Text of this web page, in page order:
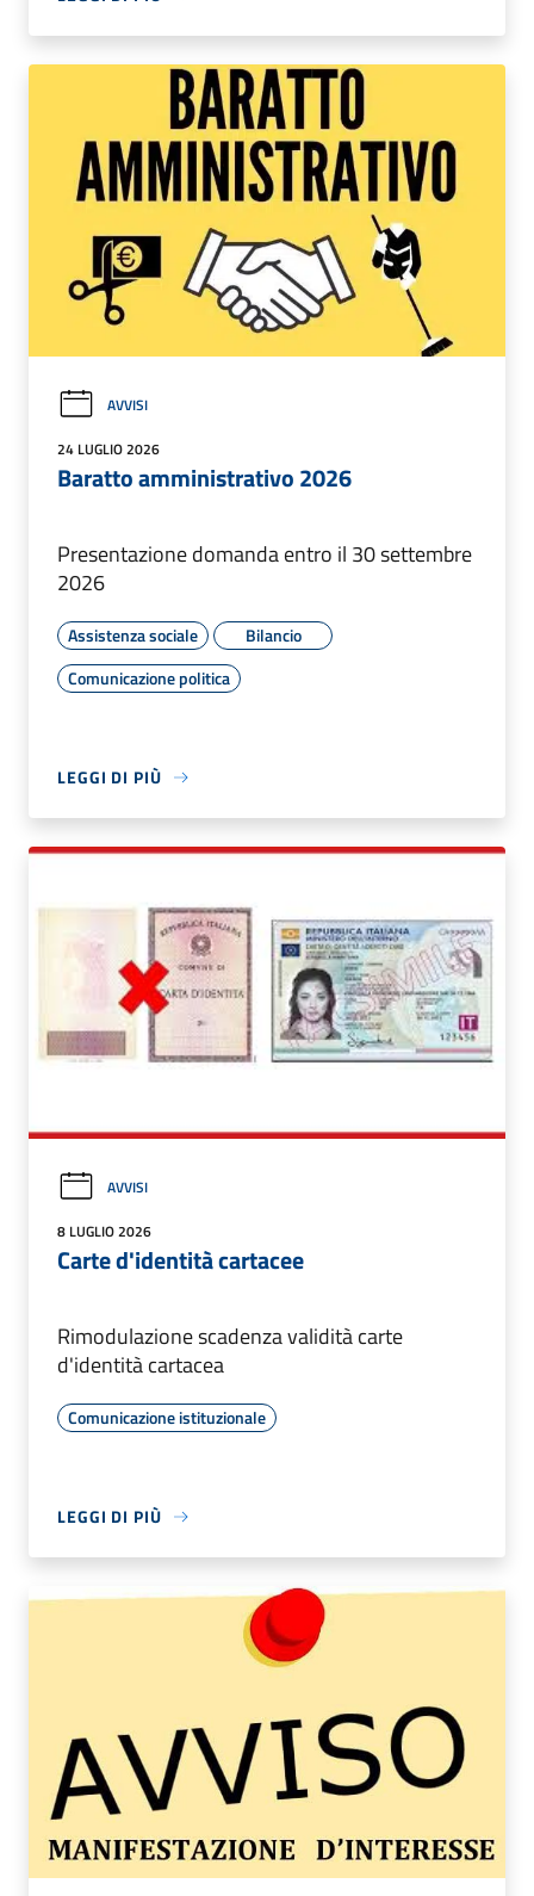
AVVISI
24 LUGLIO 2026
Baratto amministrativo 2026
Presentazione domanda entro il 30 settembre
2026
Assistenza sociale
Bilancio
Comunicazione politica
LEGGI DI PIÙ
AVVISI
8 LUGLIO 2026
Carte d'identità cartacee
Rimodulazione scadenza validità carte
d'identità cartacea
Comunicazione istituzionale
LEGGI DI PIÙ